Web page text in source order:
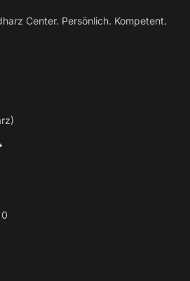
Center. Persönlich. Kompetent.